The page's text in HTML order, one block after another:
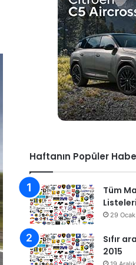
Haftanın Popüler
Tüm
Listeleri
29
Sıfır
2015